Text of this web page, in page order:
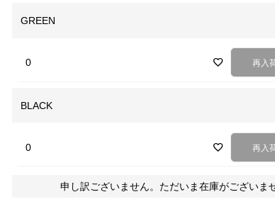
GREEN
0 再入
BLACK
0 再入
申し訳ございません。ただいま在庫がございま